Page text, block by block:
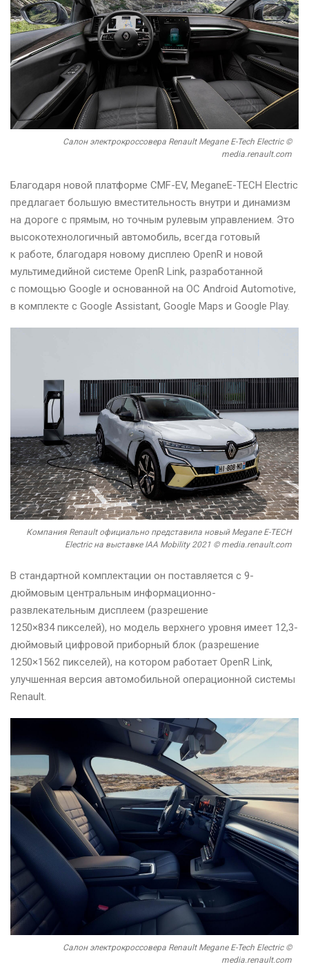
Салон электрокроссовера Renault Megane E-Tech Electric ©
media.renault.com
Благодаря новой платформе CMF-EV, MeganeE-TECH Electric
предлагает большую вместительность внутри и динамизм
на дороге с прямым, но точным рулевым управлением. Это
высокотехнологичный автомобиль, всегда готовый
к работе, благодаря новому дисплею OpenR и новой
мультимедийной системе OpenR Link, разработанной
с помощью Google и основанной на ОС Android Automotive,
в комплекте с Google Assistant, Google Maps и Google Play.
Компания Renault официально представила новый Megane E-TECH
Electric на выставке IAA Mobility 2021 © media.renault.com
В стандартной комплектации он поставляется с 9-
дюймовым центральным информационно-
развлекательным дисплеем (разрешение
1250×834 пикселей), но модель верхнего уровня имеет 12,3-
дюймовый цифровой приборный блок (разрешение
1250×1562 пикселей), на котором работает OpenR Link,
улучшенная версия автомобильной операционной системы
Renault.
Салон электрокроссовера Renault Megane E-Tech Electric ©
media.renault.com